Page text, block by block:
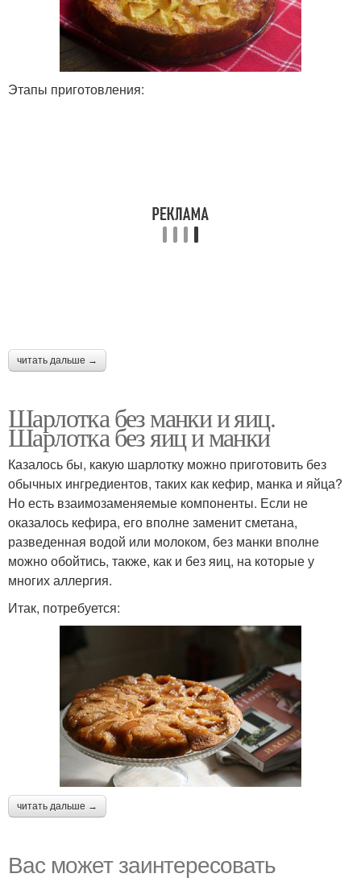
Этапы приготовления:
читать дальше →
Шарлотка без манки и яиц.
Шарлотка без яиц и манки
Казалось бы, какую шарлотку можно приготовить без
обычных ингредиентов, таких как кефир, манка и яйца?
Но есть взаимозаменяемые компоненты. Если не
оказалось кефира, его вполне заменит сметана,
разведенная водой или молоком, без манки вполне
можно обойтись, также, как и без яиц, на которые у
многих аллергия.
Итак, потребуется:
читать дальше →
Вас может заинтересовать